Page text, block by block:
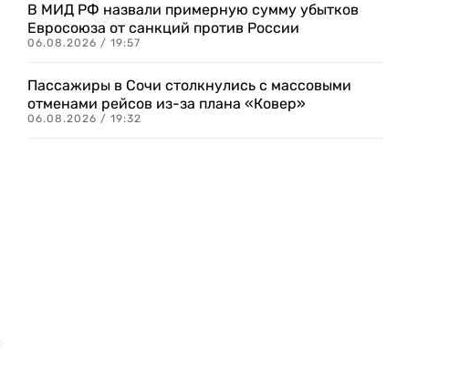
В МИД РФ назвали примерную сумму убытков
Евросоюза от санкций против России
06.08.2026 / 19:57
Пассажиры в Сочи столкнулись с массовыми
отменами рейсов из-за плана «Ковер»
06.08.2026 / 19:32